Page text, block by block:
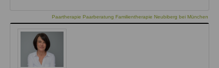
Paartherapie Paarberatung Familientherapie Neubiberg bei München